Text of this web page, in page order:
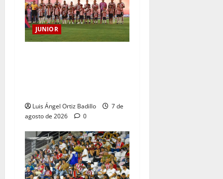
JUNIOR
Luis Ángel Ortiz Badillo
7 de
agosto de 2026
0